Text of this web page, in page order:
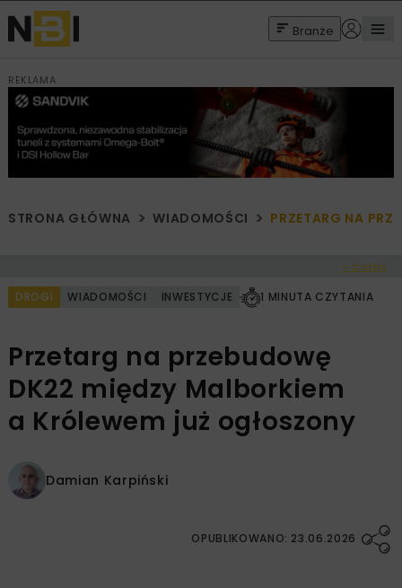
Branże
REKLAMA
STRONA GŁÓWNA WIADOMOŚCI PRZETARG NA
< Cofnij
DROGI WIADOMOŚCI INWESTYCJE 1 MINUTA CZYTANIA
Przetarg na przebudowę
DK22 między Malborkiem
a Królewem już ogłoszony
Damian Karpiński
OPUBLIKOWANO: 23.06.2026